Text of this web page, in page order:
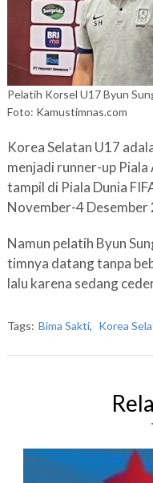
Pelatih Korsel U17 Byun
Foto: Kamustimnas.com
Korea Selatan U17
menjadi runner-up Piala
tampil di Piala Dunia
November-4 Desember
Namun pelatih Byun
timnya datang tanpa
lalu karena sedang
Tags: Bima Sakti, Korea